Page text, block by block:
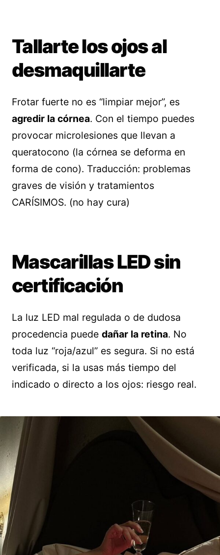
Tallarte los ojos al
desmaquillarte
Frotar fuerte no es “limpiar mejor”, es
agredir la córnea. Con el tiempo puedes
provocar microlesiones que llevan a
queratocono (la córnea se deforma en
forma de cono). Traducción: problemas
graves de visión y tratamientos
CARÍSIMOS. (no hay cura)
Mascarillas LED sin
certificación
La luz LED mal regulada o de dudosa
procedencia puede dañar la retina. No
toda luz “roja/azul” es segura. Si no está
verificada, si la usas más tiempo del
indicado o directo a los ojos: riesgo real.